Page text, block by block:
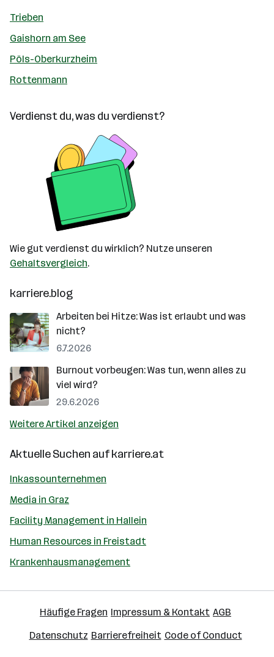
Trieben
Gaishorn am See
Pöls-Oberkurzheim
Rottenmann
Verdienst du, was du verdienst?
Wie gut verdienst du wirklich? Nutze unseren
Gehaltsvergleich.
karriere.blog
Arbeiten bei Hitze: Was ist erlaubt und was
nicht?
6.7.2026
Burnout vorbeugen: Was tun, wenn alles zu
viel wird?
29.6.2026
Weitere Artikel anzeigen
Aktuelle Suchen aufkarriere.at
Inkassounternehmen
Media in Graz
Facility Management in Hallein
Human Resources in Freistadt
Krankenhausmanagement
Häufige Fragen Impressum & Kontakt AGB
Datenschutz Barrierefreiheit Code of Conduct